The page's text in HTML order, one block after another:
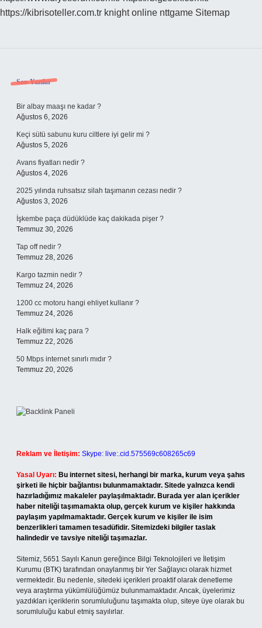
https://kibrisoteller.com.tr knight online nttgame Sitemap
Sidebar
Son Yazılar
Bir albay maaşı ne kadar ?
Ağustos 6, 2026
Keçi sütü sabunu kuru ciltlere iyi gelir mi ?
Ağustos 5, 2026
Avans fiyatları nedir ?
Ağustos 4, 2026
2025 yılında ruhsatsız silah taşımanın cezası nedir ?
Ağustos 3, 2026
İşkembe paça düdüklüde kaç dakikada pişer ?
Temmuz 30, 2026
Tap off nedir ?
Temmuz 28, 2026
Kargo tazmin nedir ?
Temmuz 24, 2026
1200 cc motoru hangi ehliyet kullanır ?
Temmuz 24, 2026
Halk eğitimi kaç para ?
Temmuz 22, 2026
50 Mbps internet sınırlı mıdır ?
Temmuz 20, 2026
Reklam ve İletişim: Skype: live:.cid.575569c608265c69
Yasal Uyarı: Bu internet sitesi, herhangi bir marka, kurum veya şahıs
şirketi ile hiçbir bağlantısı bulunmamaktadır. Sitede yalnızca kendi
hazırladığımız makaleler paylaşılmaktadır. Burada yer alan içerikler
haber niteliği taşımamakta olup, gerçek kurum ve kişiler hakkında
paylaşım yapılmamaktadır. Gerçek kurum ve kişiler ile isim
benzerlikleri tamamen tesadüfidir. Sitemizdeki bilgiler taslak
halindedir ve tavsiye niteliği taşımazlar.
Sitemiz, 5651 Sayılı Kanun gereğince Bilgi Teknolojileri ve İletişim
Kurumu (BTK) tarafından onaylanmış bir Yer Sağlayıcı olarak hizmet
vermektedir. Bu nedenle, sitedeki içerikleri proaktif olarak denetleme
veya araştırma yükümlülüğümüz bulunmamaktadır. Ancak, üyelerimiz
yazdıkları içeriklerin sorumluluğunu taşımakta olup, siteye üye olarak bu
sorumluluğu kabul etmiş sayılırlar.